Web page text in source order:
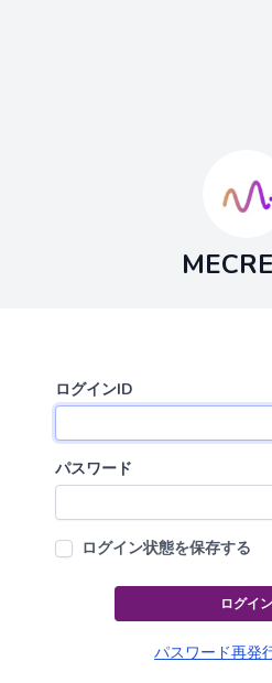
ログインID
パスワード
ログイン状態を保存する
ログイン
パスワード再発